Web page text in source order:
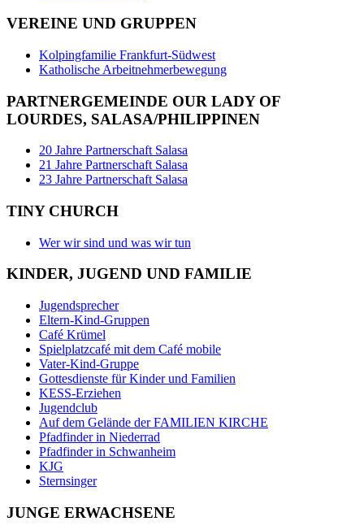
VEREINE UND GRUPPEN
Kolpingfamilie Frankfurt-Südwest
Katholische Arbeitnehmerbewegung
PARTNERGEMEINDE OUR LADY OF
LOURDES, SALASA/PHILIPPINEN
20 Jahre Partnerschaft Salasa
21 Jahre Partnerschaft Salasa
23 Jahre Partnerschaft Salasa
TINY CHURCH
Wer wir sind und was wir tun
KINDER, JUGEND UND FAMILIE
Jugendsprecher
Eltern-Kind-Gruppen
Café Krümel
Spielplatzcafé mit dem Café mobile
Vater-Kind-Gruppe
Gottesdienste für Kinder und Familien
KESS-Erziehen
Jugendclub
Auf dem Gelände der FAMILIEN KIRCHE
Pfadfinder in Niederrad
Pfadfinder in Schwanheim
KJG
Sternsinger
JUNGE ERWACHSENE